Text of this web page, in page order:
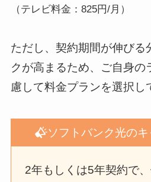
（テレビ料金：825円/月）
ただし、契約期間が伸びる
クが高まるため、ご自身の
慮して料金プランを選択し
ソフトバンク光の
2年もしくは5年契約で